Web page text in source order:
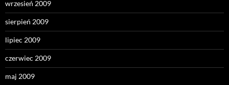
wrzesień 2009
sierpień 2009
lipiec 2009
czerwiec 2009
maj 2009